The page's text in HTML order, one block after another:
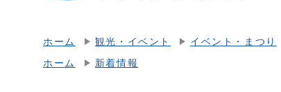
ホーム 観光・イベント イベント・まつり
ホーム 新着情報